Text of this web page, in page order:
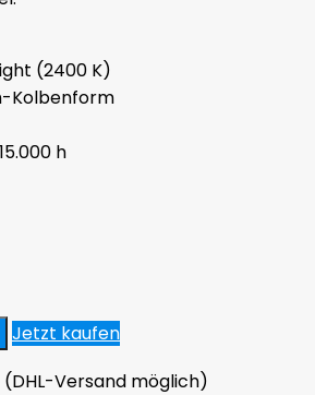
(2400 K)
Kolbenform
h
Jetzt kaufen
Versand möglich)